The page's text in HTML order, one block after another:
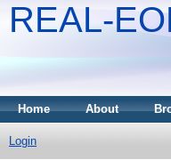
REAL-
Home About
Login